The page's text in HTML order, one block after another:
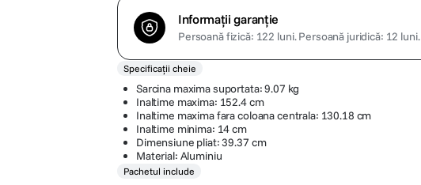
Informații garanție
Persoană fizică: 122 luni. Persoană juridică: 12 luni.
Specificații cheie
Sarcina maxima suportata: 9.07 kg
Inaltime maxima: 152.4 cm
Inaltime maxima fara coloana centrala: 130.18 cm
Inaltime minima: 14 cm
Dimensiune pliat: 39.37 cm
Material: Aluminiu
Pachetul include